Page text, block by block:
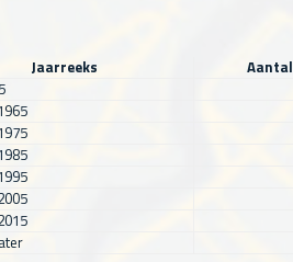
Jaarreeks
Aantal